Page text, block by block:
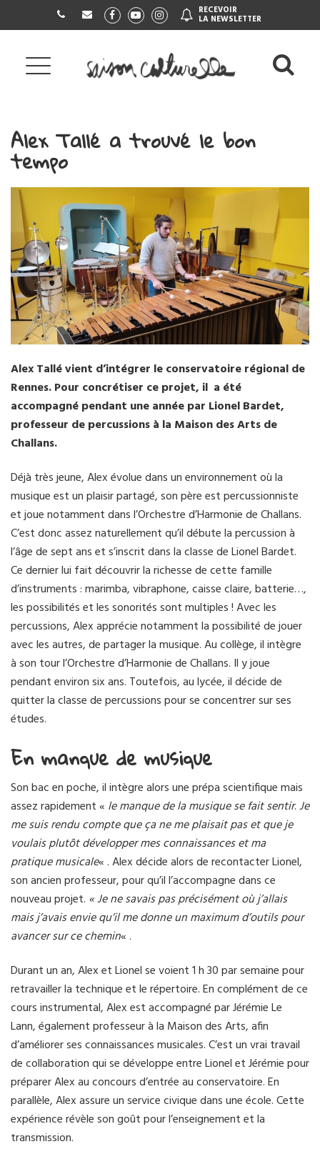
Lien
vers
Facebook
Lien
vers
Youtube
Lien
vers
Instagram
RECEVOIR
LA NEWSLETTER
Alex Tallé a trouvé le bon
tempo
Alex Tallé vient d’intégrer le conservatoire régional de
Rennes. Pour concrétiser ce projet, il a été
accompagné pendant une année par Lionel Bardet,
professeur de percussions à la Maison des Arts de
Challans.
Déjà très jeune, Alex évolue dans un environnement où la
musique est un plaisir partagé, son père est percussionniste
et joue notamment dans l’Orchestre d’Harmonie de Challans.
C’est donc assez naturellement qu’il débute la percussion à
l’âge de sept ans et s’inscrit dans la classe de Lionel Bardet.
Ce dernier lui fait découvrir la richesse de cette famille
d’instruments : marimba, vibraphone, caisse claire, batterie…,
les possibilités et les sonorités sont multiples ! Avec les
percussions, Alex apprécie notamment la possibilité de jouer
avec les autres, de partager la musique. Au collège, il intègre
à son tour l’Orchestre d’Harmonie de Challans. Il y joue
pendant environ six ans. Toutefois, au lycée, il décide de
quitter la classe de percussions pour se concentrer sur ses
études.
En manque de musique
Son bac en poche, il intègre alors une prépa scientifique mais
assez rapidement « le manque de la musique se fait sentir.Je
me suis rendu compte que ça ne me plaisait pas et que je
voulais plutôt développer mes connaissances et ma
pratique musicale« . Alex décide alors de recontacter Lionel,
son ancien professeur, pour qu’il l’accompagne dans ce
nouveau projet. « Je ne savais pas précisément où j’allais
mais j’avais envie qu’il me donne un maximum d’outils pour
avancer sur ce chemin« .
Durant un an, Alex et Lionel se voient 1 h 30 par semaine pour
retravailler la technique et le répertoire. En complément de ce
cours instrumental, Alex est accompagné par Jérémie Le
Lann, également professeur à la Maison des Arts, afin
d’améliorer ses connaissances musicales. C’est un vrai travail
de collaboration qui se développe entre Lionel et Jérémie pour
préparer Alex au concours d’entrée au conservatoire. En
parallèle, Alex assure un service civique dans une école. Cette
expérience révèle son goût pour l’enseignement et la
transmission.